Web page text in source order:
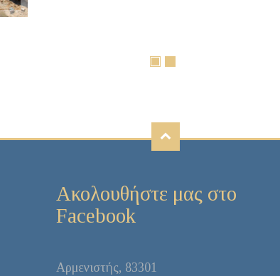
Ακολουθήστε μας στο
Facebook
Aρμενιστής, 83301